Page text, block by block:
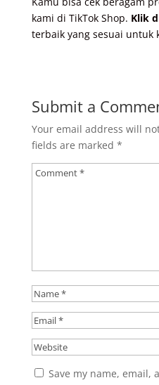
kami di TikTok Shop. Klik
terbaik yang sesuai untuk
Submit a
Your email address will
fields are marked *
Save my name, email,